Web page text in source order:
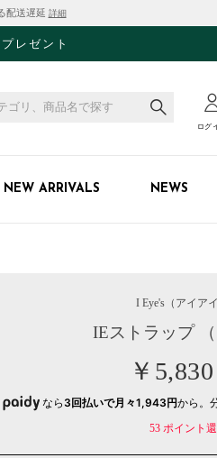
配送遅延 詳細
レゼント
ログ
NEW ARRIVALS NEWS
I Eye's （アイア
IEストラップ （
￥5,830
なら 3回払いで月々1,943円から。
53ポイント